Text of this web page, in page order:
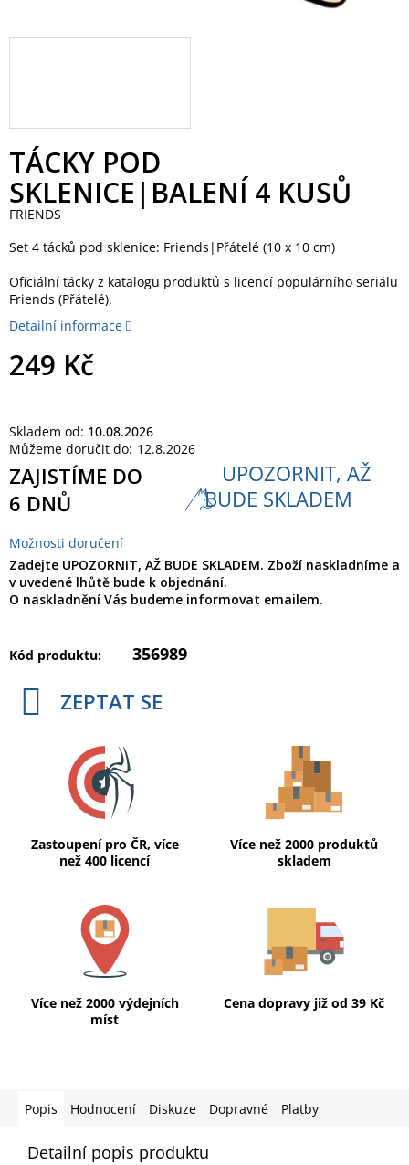
TÁCKY POD
SKLENICE|BALENÍ 4 KUSŮ
FRIENDS
Set 4 tácků pod sklenice: Friends|Přátelé (10 x 10 cm)
Oficiální tácky z katalogu produktů s licencí populárního seriálu
Friends (Přátelé).
Detailní informace
249 Kč
Skladem od: 10.08.2026
Můžeme doručit do: 12.8.2026
ZAJISTÍME DO
6 DNŮ
UPOZORNIT, AŽ
BUDE SKLADEM
Možnosti doručení
Zadejte UPOZORNIT, AŽ BUDE SKLADEM. Zboží naskladníme a
v uvedené lhůtě bude k objednání.
O naskladnění Vás budeme informovat emailem.
Kód produktu: 356989
ZEPTAT SE
Zastoupení pro ČR, více
než 400 licencí
Více než 2000 produktů
skladem
Více než 2000 výdejních
míst
Cena dopravy již od 39 Kč
Popis Hodnocení Diskuze Dopravné Platby
Detailní popis produktu